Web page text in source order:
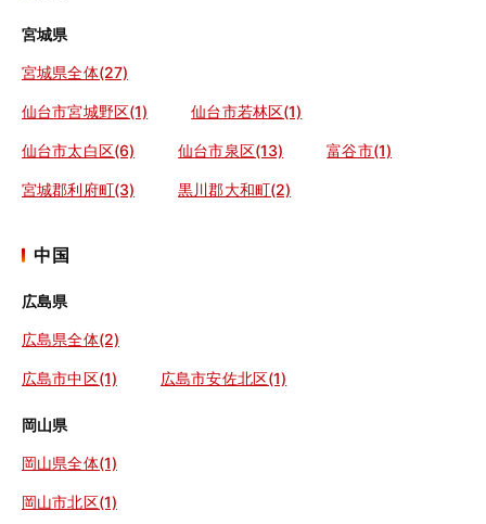
宮城県
宮城県全体(27)
仙台市宮城野区(1) 仙台市若林区(1)
仙台市太白区(6) 仙台市泉区(13) 富谷市(1)
宮城郡利府町(3) 黒川郡大和町(2)
中国
広島県
広島県全体(2)
広島市中区(1) 広島市安佐北区(1)
岡山県
岡山県全体(1)
岡山市北区(1)